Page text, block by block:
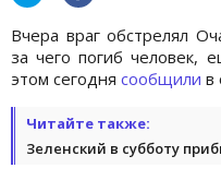
Вчера враг обстрелял
за чего погиб человек,
этом сегодня сообщили в
Читайте также:
Зеленский в субботу